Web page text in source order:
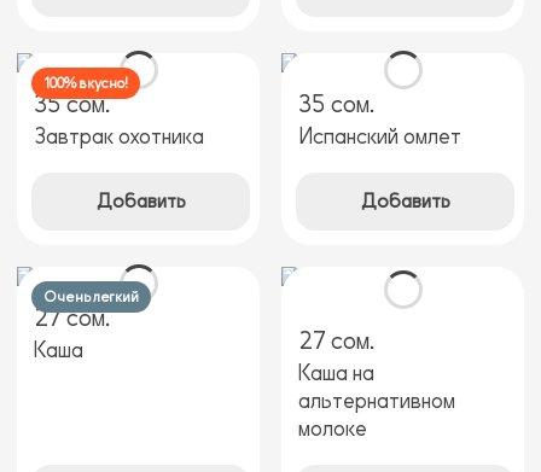
35 сом.
Завтрак охотника
Добавить
100% вкусно!
35 сом.
Испанский омлет
Добавить
27 сом.
Каша
Очень легкий
27 сом.
Каша на
альтернативном
молоке